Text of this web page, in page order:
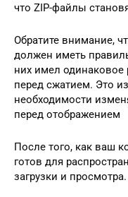
что ZIP-файлы
Обратите внимание,
должен иметь
них имел одинаковое
перед сжатием. Это
необходимости
перед отображением
После того, как ваш
готов для
загрузки и просмотра.